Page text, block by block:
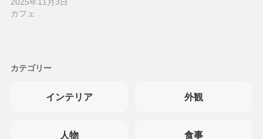
カフェ
カテゴリー
インテリア 外観
人物 食事